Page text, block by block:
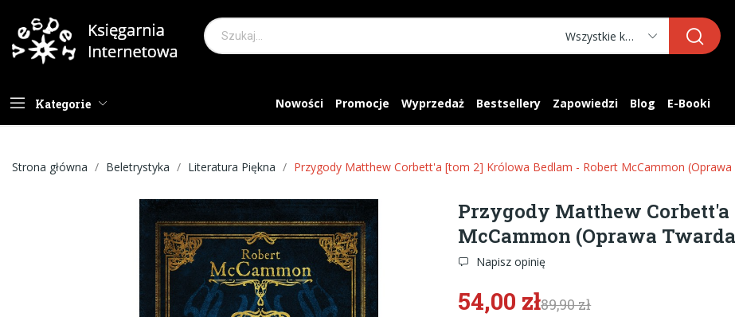
Wszystkie kategorie
Kategorie Nowości Promocje Wyprzedaż Bestsellery Zapowiedzi Blog E-Booki
Strona główna Beletrystyka Literatura Piękna Przygody Matthew Corbett'a [tom 2] Królowa Bedlam - Robert McCammon (Oprawa
Przygody Matthew
McCammon (Oprawa
Napisz opinię
54,00 zł89,90 zł